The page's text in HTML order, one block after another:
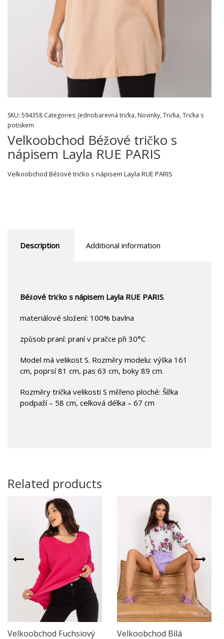
SKU: 594358 Categories: Jednobarevná trička, Novinky, Trička, Trička s
potiskem
Velkoobchod Béžové tričko s
nápisem Layla RUE PARIS
Velkoobchod Béžové tričko s nápisem Layla RUE PARIS
Description Additional information
Béžové tričko s nápisem Layla RUE PARIS.
materiálové složení: 100% bavlna
způsob praní: praní v pračce při 30°C
Model má velikost S. Rozměry modelu: výška 161
cm, poprsí 81 cm, pas 63 cm, boky 89 cm.
Rozměry trička velikosti S měřeno ploché: Šířka
podpaží – 58 cm, celková délka – 67 cm
Related products
Velkoobchod Fuchsiový Velkoobchod Bílá